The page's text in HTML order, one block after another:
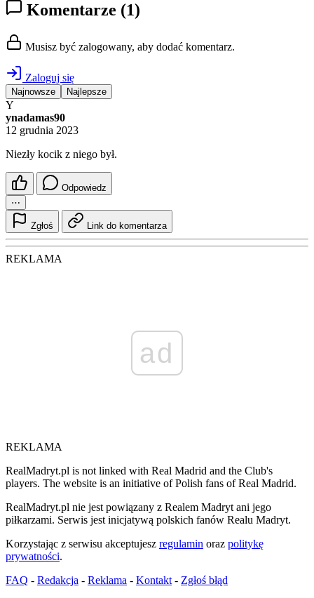
Komentarze (1)
Musisz być zalogowany, aby dodać komentarz.
Zaloguj się
Najnowsze Najlepsze
Y
ynadamas90
12 grudnia 2023
Niezły kocik z niego był.
Odpowiedz
⋯
Zgłoś Link do komentarza
REKLAMA
ad
REKLAMA
RealMadryt.pl is not linked with Real Madrid and the Club's
players. The website is an initiative of Polish fans of Real Madrid.
RealMadryt.pl nie jest powiązany z Realem Madryt ani jego
piłkarzami. Serwis jest inicjatywą polskich fanów Realu Madryt.
Korzystając z serwisu akceptujesz regulamin oraz politykę
prywatności.
FAQ - Redakcja - Reklama - Kontakt - Zgłoś błąd